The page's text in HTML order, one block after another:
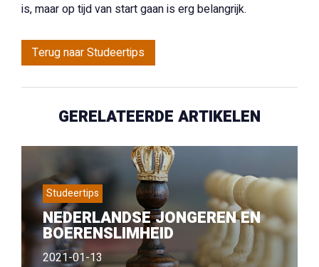
is, maar op tijd van start gaan is erg belangrijk.
Terug naar Studeertips
GERELATEERDE ARTIKELEN
Studeertips
NEDERLANDSE JONGEREN EN
BOERENSLIMHEID
2021-01-13